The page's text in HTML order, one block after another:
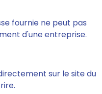
fournie ne peut pas
d'une entreprise.
sur le site du